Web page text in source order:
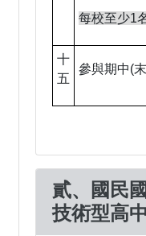
每校至少1
十
五
參與期中(
貳、國民
技術型高